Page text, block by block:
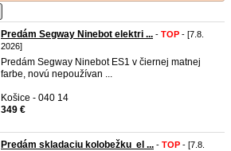
Predám Segway Ninebot elektri ... - TOP - [7.8.
2026]
Predám Segway Ninebot ES1 v čiernej matnej
farbe, novú nepoužívan ...
Košice - 040 14
349 €
Predám skladaciu kolobežku el ... - TOP - [7.8.